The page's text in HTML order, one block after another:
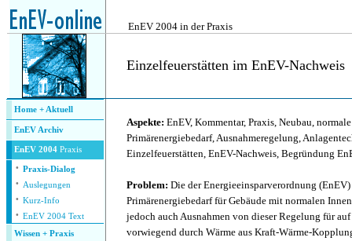
EnEV 2004 in der Praxis
Einzelfeuerstätten im EnEV-Nachweis
Home + Aktuell
EnEV Archiv
EnEV 2004 Praxis
· Praxis-Dialog
· Auslegungen
· Kurz-Info
· EnEV 2004 Text
Wissen + Praxis
Aspekte: EnEV, Kommentar, Praxis, Neubau,
Primärenergiebedarf, Ausnahmeregelung,
Einzelfeuerstätten, EnEV-Nachweis, Begründung
Problem: Die der Energieeinsparverordnung (EnEV)
Primärenergiebedarf für Gebäude mit normalen
jedoch auch Ausnahmen von dieser Regelung für
vorwiegend durch Wärme aus Kraft-Wärme-